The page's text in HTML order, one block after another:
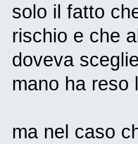
solo il fatto
rischio e che
doveva
mano ha reso
ma nel caso